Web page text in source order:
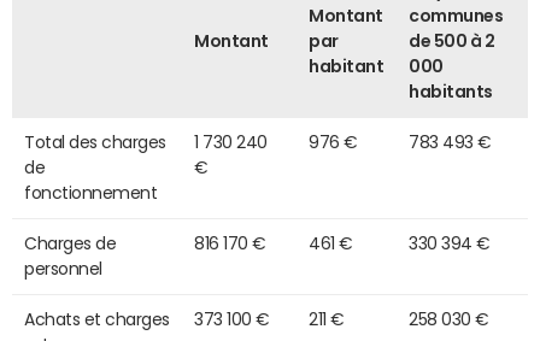
Montant
Montant
par
habitant
communes
de 500 à 2
000
habitants
Total des charges
de
fonctionnement
1 730 240
€
976 € 783 493 €
Charges de
personnel
816 170 € 461 € 330 394 €
Achats et charges
373 100 € 211 € 258 030 €